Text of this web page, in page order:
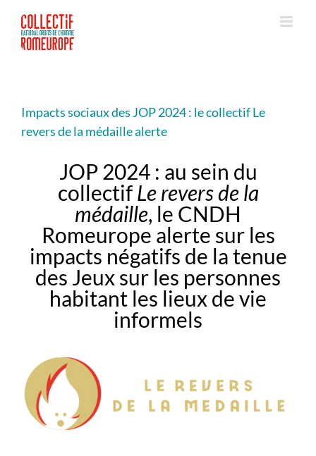
contenu
Impacts sociaux des JOP 2024 : le collectif Le
revers de la médaille alerte
JOP 2024 : au sein du
collectifLe revers de la
médaille, le CNDH
Romeurope alerte sur les
impacts négatifs de la tenue
des Jeux sur les personnes
habitant les lieux de vie
informels